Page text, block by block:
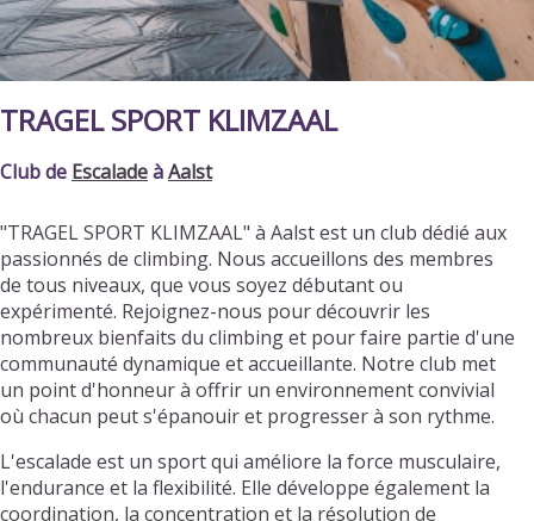
TRAGEL SPORT KLIMZAAL
Club de EscaladeàAalst
"TRAGEL SPORT KLIMZAAL" à Aalst est un club dédié aux
passionnés de climbing. Nous accueillons des membres
de tous niveaux, que vous soyez débutant ou
expérimenté. Rejoignez-nous pour découvrir les
nombreux bienfaits du climbing et pour faire partie d'une
communauté dynamique et accueillante. Notre club met
un point d'honneur à offrir un environnement convivial
où chacun peut s'épanouir et progresser à son rythme.
L'escalade est un sport qui améliore la force musculaire,
l'endurance et la flexibilité. Elle développe également la
coordination, la concentration et la résolution de